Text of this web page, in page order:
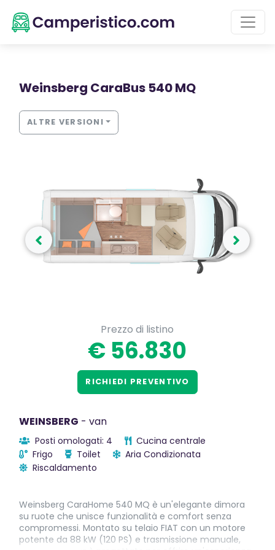
Weinsberg CaraBus 540 MQ
ALTRE VERSIONI
Prezzo di listino
€ 56.830
RICHIEDI PREVENTIVO
WEINSBERG - van
Posti omologati: 4
Cucina centrale
Frigo
Toilet
Aria Condizionata
Riscaldamento
Weinsberg CaraHome 540 MQ è un'elegante dimora
su ruote che unisce funzionalità e comfort senza
compromessi. Montato su telaio FIAT con un motore
potente da 88 kW (120 PS) e trasmissione manuale,